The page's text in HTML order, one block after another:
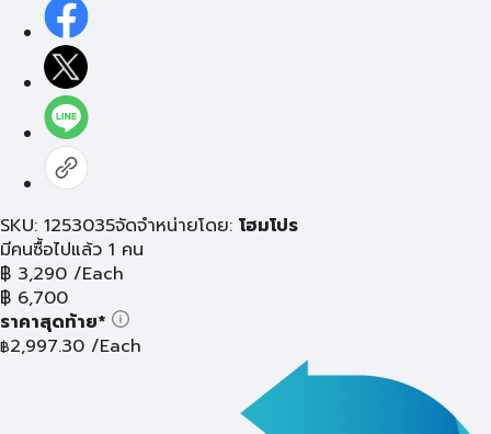
SKU: 1253035จัดจำหน่ายโดย: โฮมโปร
มีคนซื้อไปแล้ว 1 คน
฿ 3,290 /Each
฿ 6,700
ราคาสุดท้าย*
฿2,997.30 /Each